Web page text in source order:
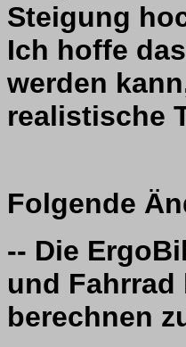
Steigung
Ich hoffe
werden
realistische
Folgende
-- Die
und
berechnen